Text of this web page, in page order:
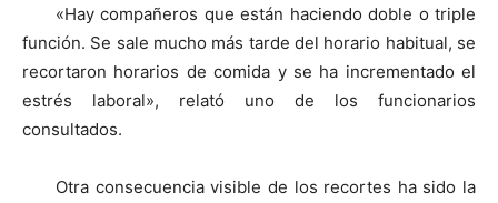
«Hay compañeros que están haciendo doble o triple
función. Se sale mucho más tarde del horario habitual, se
recortaron horarios de comida y se ha incrementado el
estrés laboral», relató uno de los funcionarios
consultados.
Otra consecuencia visible de los recortes ha sido la